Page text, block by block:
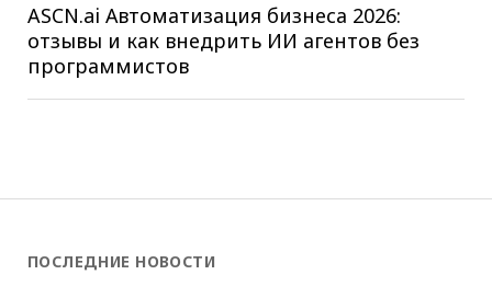
ПОСЛЕДНИЕ НОВОСТИ
ASCN.ai Автоматизация бизнеса 2026:
отзывы и как внедрить ИИ агентов без
программистов